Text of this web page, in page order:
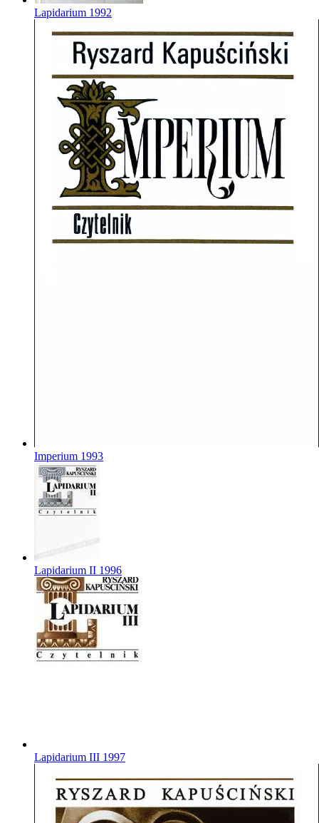
Lapidarium 1992
Imperium 1993
Lapidarium II 1996
Lapidarium III 1997